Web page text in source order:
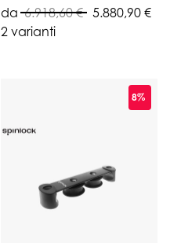
da 6.918,60 € 5.880,90 €
2 varianti
8%